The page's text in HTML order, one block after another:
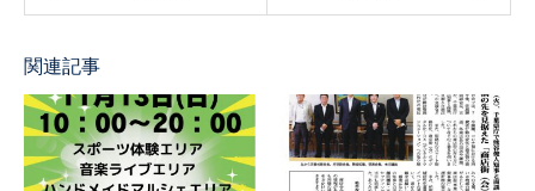
関連記事